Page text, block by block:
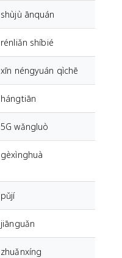
shùjù ānquán
rénliǎn shíbié
xīn néngyuán qìchē
hángtiān
5G wǎngluò
gèxìnghuà
pǔjí
jiānguǎn
zhuǎnxíng